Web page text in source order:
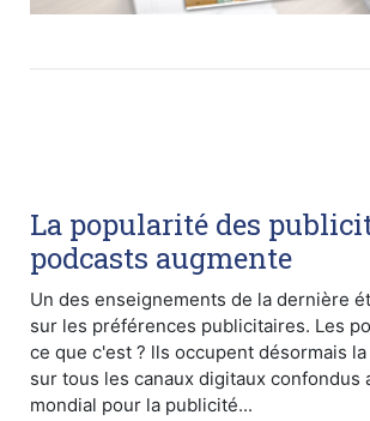
La popularité des
podcasts augmente
Un des enseignements de la dernière
sur les préférences publicitaires. Les
ce que c'est ? lls occupent désormais
sur tous les canaux digitaux confondus
mondial pour la publicité...